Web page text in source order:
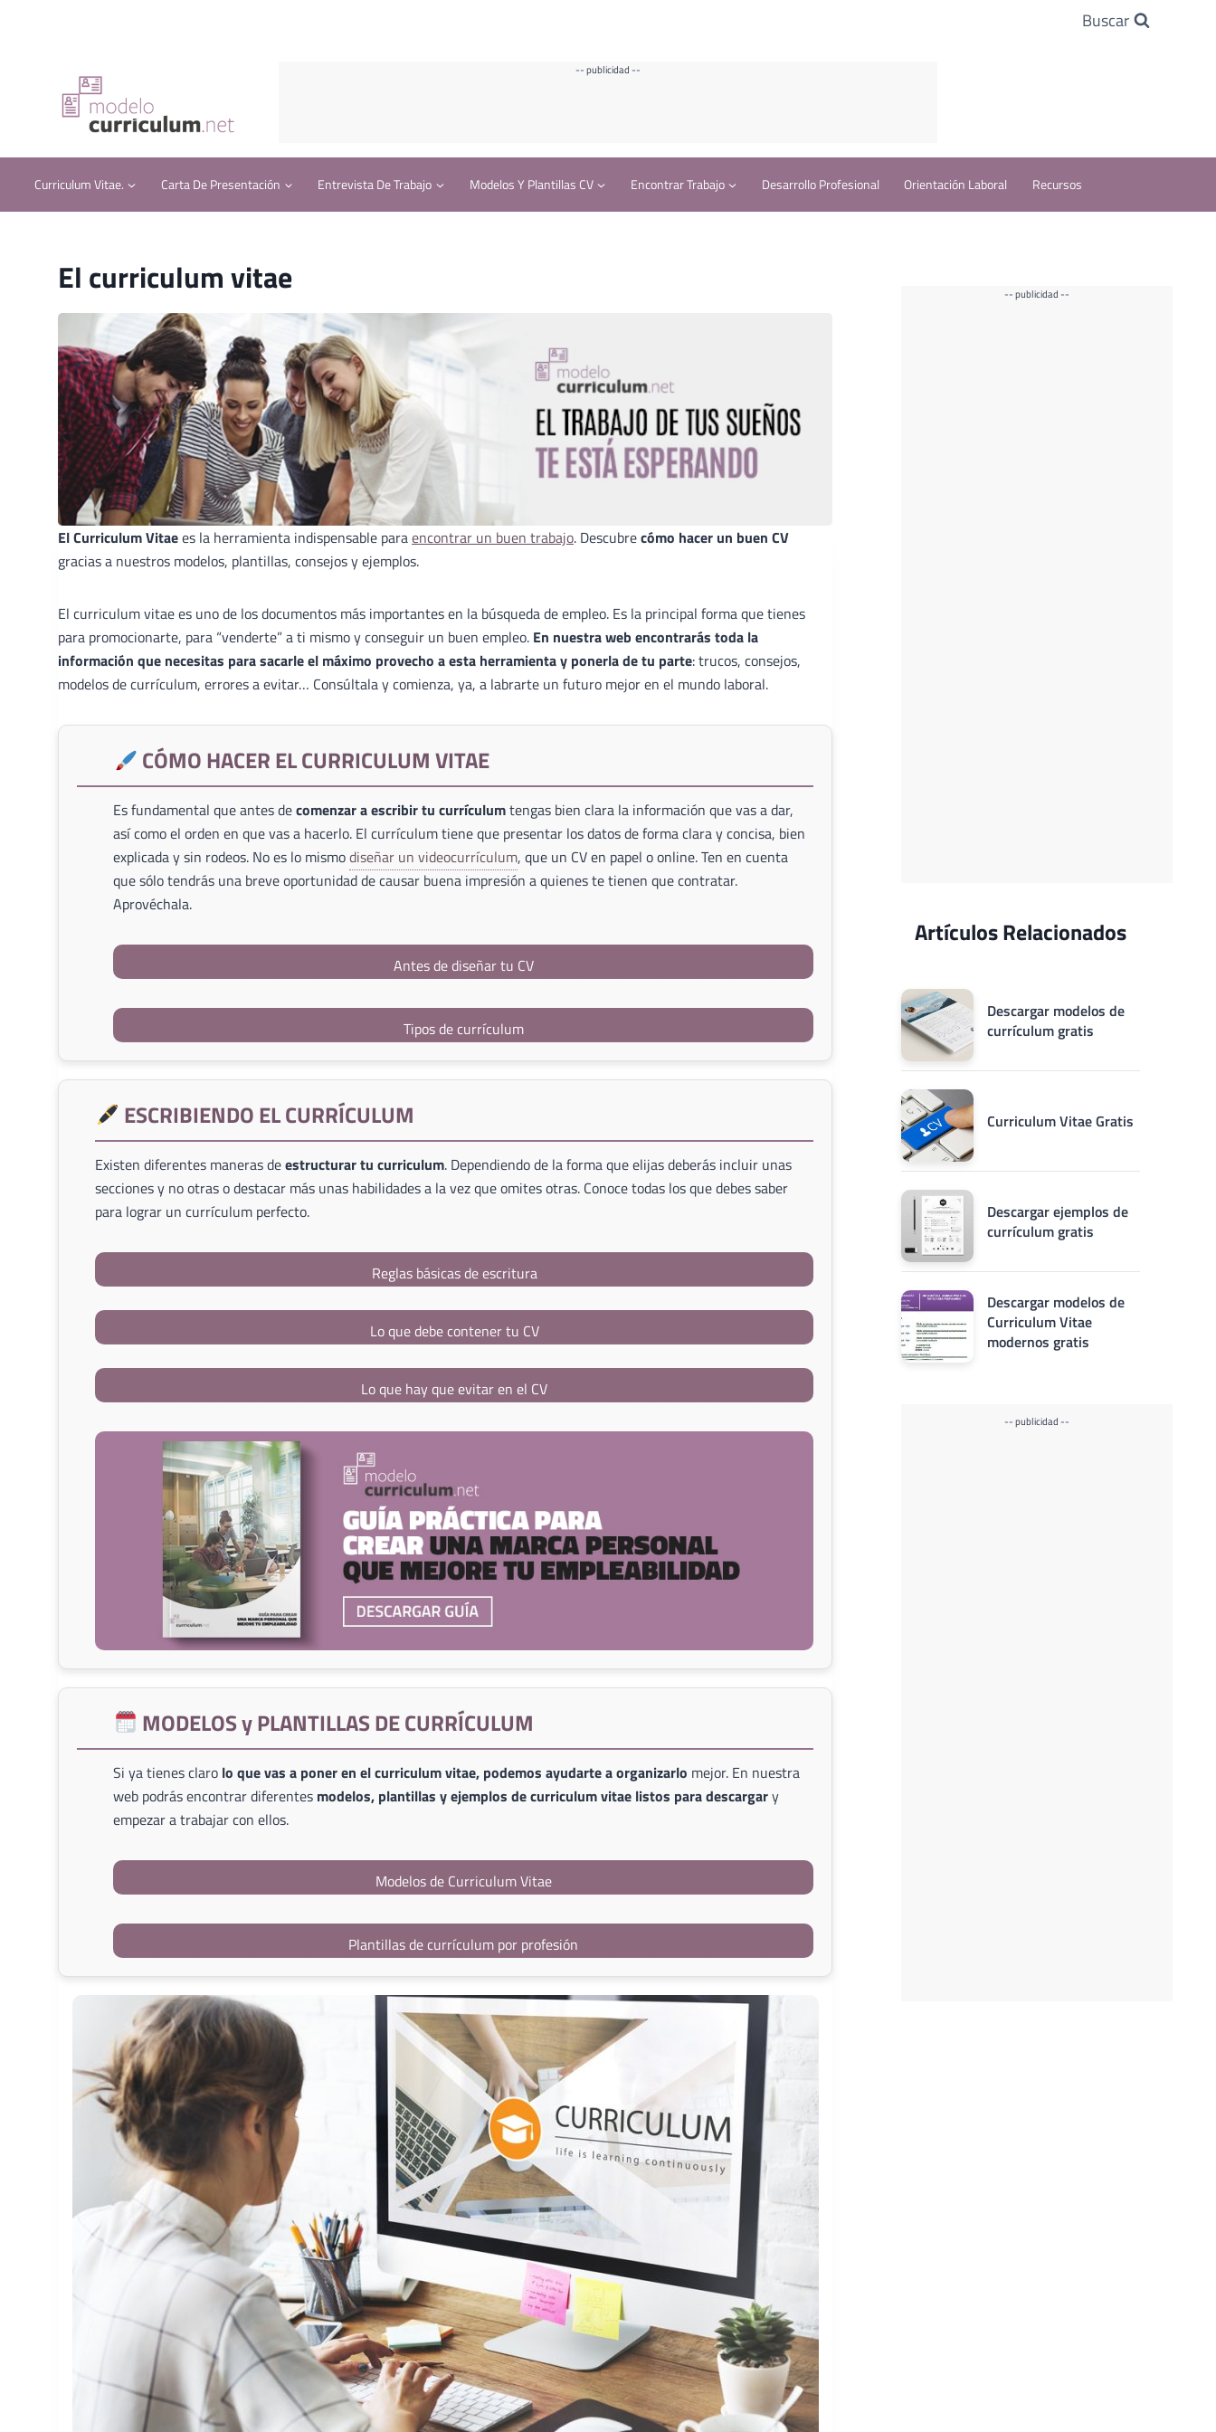
Buscar
-- publicidad --
Curriculum Vitae. Carta De Presentación Entrevista De Trabajo Modelos Y Plantillas CV Encontrar Trabajo Desarrollo Profesional Orientación Laboral Recursos
El curriculum vitae
El Curriculum Vitaees la herramienta indispensable paraencontrar un buen trabajo. Descubrecómo hacer un buen CV
gracias a nuestros modelos, plantillas, consejos y ejemplos.
El curriculum vitae es uno de los documentos más importantes en la búsqueda de empleo. Es la principal forma que tienes
para promocionarte, para “venderte” a ti mismo y conseguir un buen empleo. En nuestra web encontrarás toda la
información que necesitas para sacarle el máximo provecho a esta herramienta y ponerla de tu parte: trucos, consejos,
modelos de currículum, errores a evitar… Consúltala y comienza, ya, a labrarte un futuro mejor en el mundo laboral.
CÓMO HACER EL CURRICULUM VITAE
Es fundamental que antes decomenzar a escribir tu currículumtengas bien clara la información que vas a dar,
así como el orden en que vas a hacerlo. El currículum tiene que presentar los datos de forma clara y concisa, bien
explicada y sin rodeos. No es lo mismodiseñar un videocurrículum, que un CV en papel o online. Ten en cuenta
que sólo tendrás una breve oportunidad de causar buena impresión a quienes te tienen que contratar.
Aprovéchala.
Antes de diseñar tu CV
Tipos de currículum
ESCRIBIENDO EL CURRÍCULUM
Existen diferentes maneras deestructurar tu curriculum. Dependiendo de la forma que elijas deberás incluir unas
secciones y no otras o destacar más unas habilidades a la vez que omites otras. Conoce todas los que debes saber
para lograr un currículum perfecto.
Reglas básicas de escritura
Lo que debe contener tu CV
Lo que hay que evitar en el CV
MODELOS y PLANTILLAS DE CURRÍCULUM
Si ya tienes claro lo que vas a poner en el curriculum vitae, podemos ayudarte a organizarlo mejor. En nuestra
web podrás encontrar diferentes modelos, plantillas y ejemplos de curriculum vitae listos para descargary
empezar a trabajar con ellos.
Modelos de Curriculum Vitae
Plantillas de currículum por profesión
-- publicidad --
Artículos Relacionados
Descargar modelos de
currículum gratis
Curriculum Vitae Gratis
Descargar ejemplos de
currículum gratis
Descargar modelos de
Curriculum Vitae
modernos gratis
-- publicidad --